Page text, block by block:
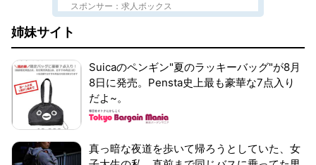
スポンサー：求人ボックス
姉妹サイト
Suicaのペンギン"夏のラッキーバッグ"が8月
8日に発売。Pensta史上最も豪華な7点入り
だよ~。
真っ暗な夜道を歩いて帰ろうとしていた、女